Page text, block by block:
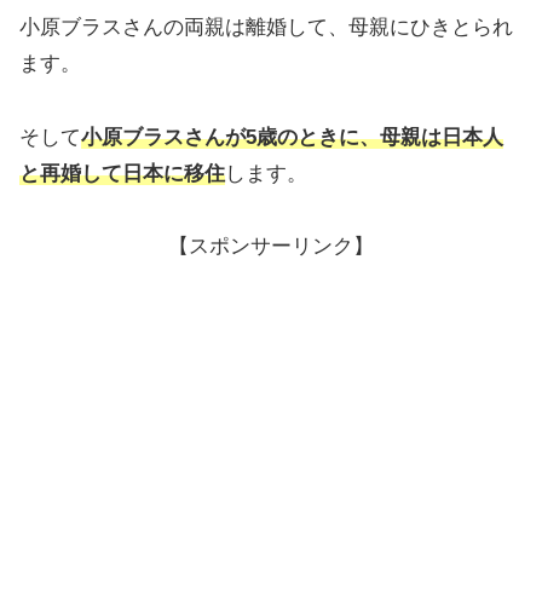
小原ブラスさんの両親は離婚して、母親にひきとられ
ます。
そして小原ブラスさんが5歳のときに、母親は日本人
と再婚して日本に移住します。
【スポンサーリンク】